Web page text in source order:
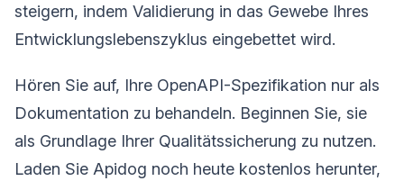
steigern, indem Validierung in das Gewebe Ihres
Entwicklungslebenszyklus eingebettet wird.
Hören Sie auf, Ihre OpenAPI-Spezifikation nur als
Dokumentation zu behandeln. Beginnen Sie, sie
als Grundlage Ihrer Qualitätssicherung zu nutzen.
Laden Sie Apidog noch heute kostenlos herunter,